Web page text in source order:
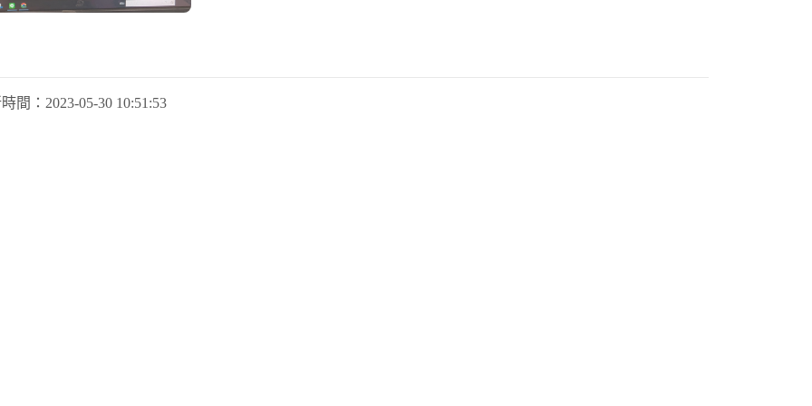
間： 2023-05-30 10:51:53